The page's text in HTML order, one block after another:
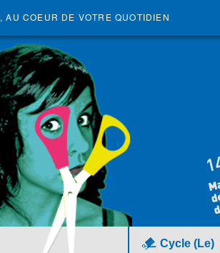
, AU COEUR DE VOTRE QUOTIDIEN
Cycle (Le)